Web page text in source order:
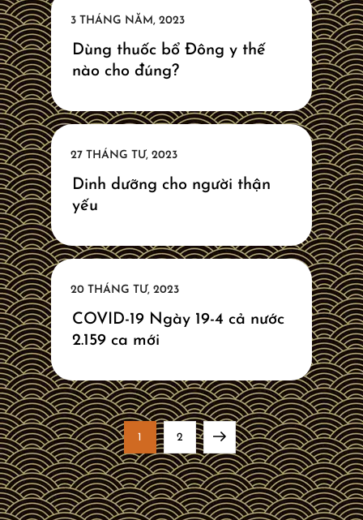
Dùng thuốc bổ Đông y thế
nào cho đúng?
Dinh dưỡng cho người thận
yếu
COVID-19 Ngày 19-4 cả nước
2.159 ca mới
Đ
i
ề
Page
1 Page
2 Next
page